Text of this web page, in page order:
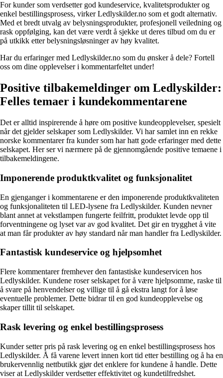
For kunder som verdsetter god kundeservice, kvalitetsprodukter og
enkel bestillingsprosess, virker Ledlyskilder.no som et godt alternativ.
Med et bredt utvalg av belysningsprodukter, profesjonell veiledning og
rask oppfølging, kan det være verdt å sjekke ut deres tilbud om du er
på utkikk etter belysningsløsninger av høy kvalitet.
Har du erfaringer med Ledlyskilder.no som du ønsker å dele? Fortell
oss om dine opplevelser i kommentarfeltet under!
Positive tilbakemeldinger om Ledlyskilder:
Felles temaer i kundekommentarene
Det er alltid inspirerende å høre om positive kundeopplevelser, spesielt
når det gjelder selskaper som Ledlyskilder. Vi har samlet inn en rekke
norske kommentarer fra kunder som har hatt gode erfaringer med dette
selskapet. Her ser vi nærmere på de gjennomgående positive temaene i
tilbakemeldingene.
Imponerende produktkvalitet og funksjonalitet
En gjenganger i kommentarene er den imponerende produktkvaliteten
og funksjonaliteten til LED-lysene fra Ledlyskilder. Kunden nevner
blant annet at vekstlampen fungerte feilfritt, produktet levde opp til
forventningene og lyset var av god kvalitet. Det gir en trygghet å vite
at man får produkter av høy standard når man handler fra Ledlyskilder.
Fantastisk kundeservice og hjelpsomhet
Flere kommentarer fremhever den fantastiske kundeservicen hos
Ledlyskilder. Kundene roser selskapet for å være hjelpsomme, raske til
å svare på henvendelser og villige til å gå ekstra langt for å løse
eventuelle problemer. Dette bidrar til en god kundeopplevelse og
skaper tillit til selskapet.
Rask levering og enkel bestillingsprosess
Kunder setter pris på rask levering og en enkel bestillingsprosess hos
Ledlyskilder. Å få varene levert innen kort tid etter bestilling og å ha en
brukervennlig nettbutikk gjør det enklere for kundene å handle. Dette
viser at Ledlyskilder verdsetter effektivitet og kundetilfredshet.